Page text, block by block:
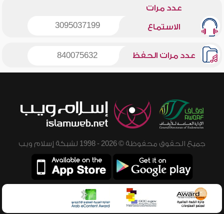
عدد مرات
الاستماع 3095037199
عدد مرات الحفظ 840075632
جميع الحقوق محفوظة © 2026 - 1998 لشبكة إسلام ويب